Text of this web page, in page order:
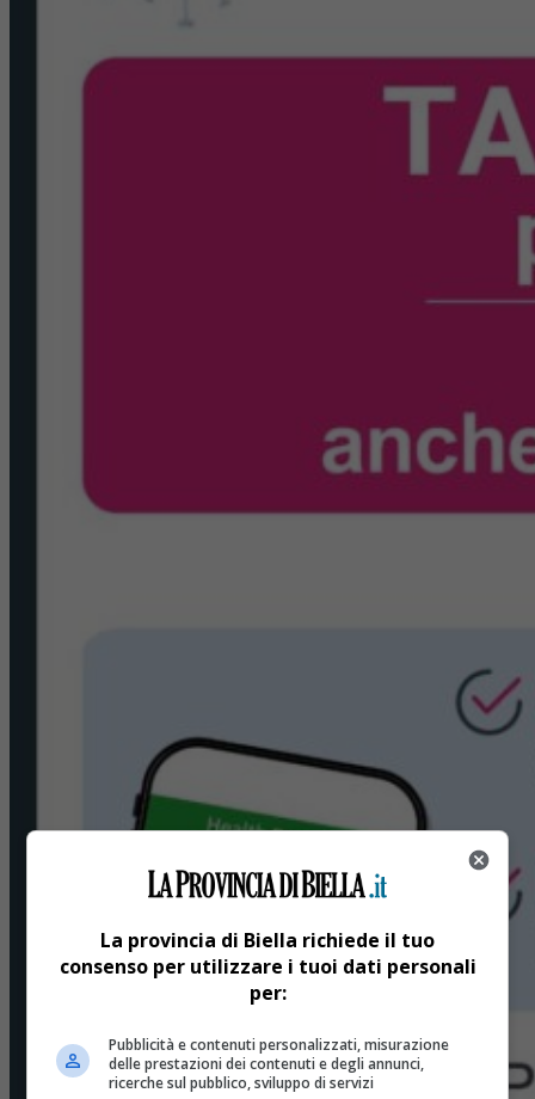
La provincia di Biella richiede il tuo
consenso per utilizzare i tuoi dati personali
per:
Pubblicità e contenuti personalizzati, misurazione
delle prestazioni dei contenuti e degli annunci,
ricerche sul pubblico, sviluppo di servizi